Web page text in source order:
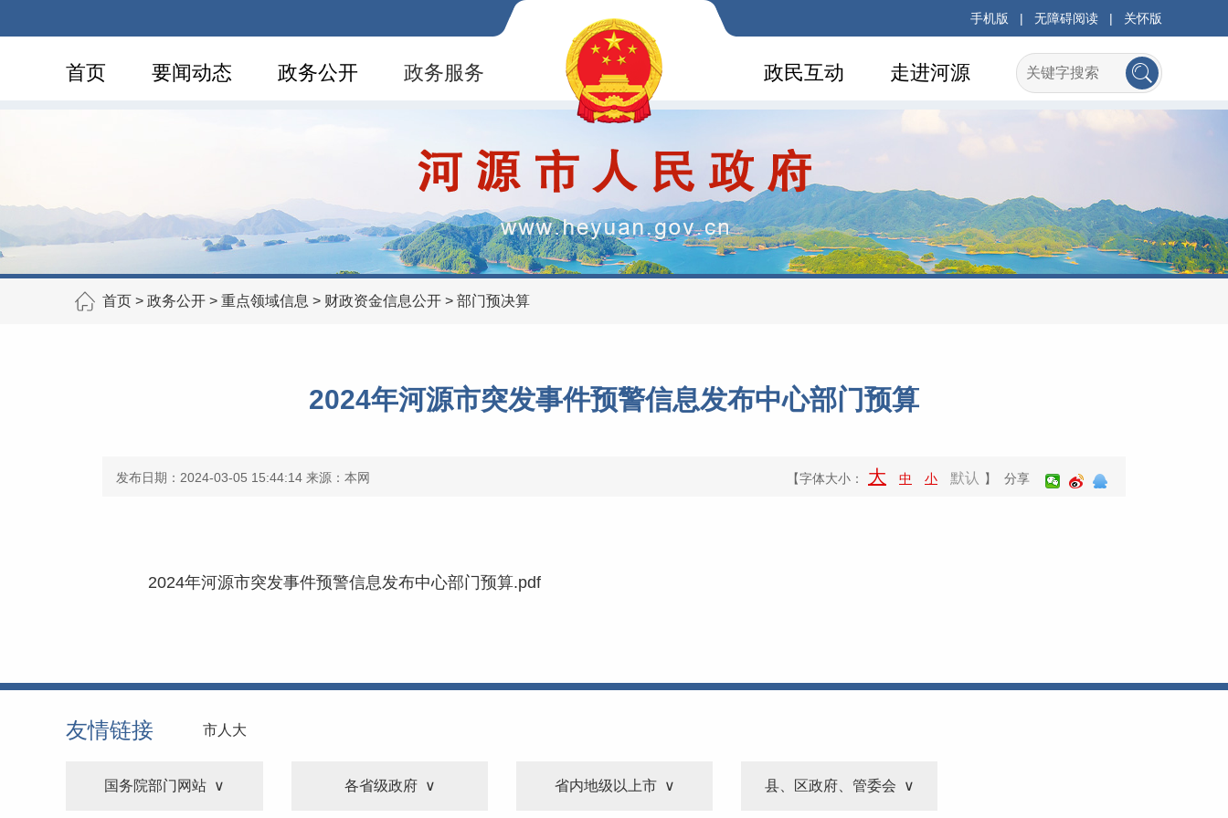
手机版 | 无障碍阅读 | 关怀版
首页 要闻动态 政务公开 政务服务 走进河源
政民互动
首页 > 政务公开 > 重点领域信息 > 财政资金信息公开 > 部门预决算
2024年河源市突发事件预警信息发布中心部门预算
发布日期：2024-03-05 15:44:14 来源：本网 【字体大小： 大 中 小 默认 】 分享
2024年河源市突发事件预警信息发布中心部门预算.pdf
友情链接 市人大
国务院部门网站 各省级政府 省内地级以上市 县、区政府、管委会